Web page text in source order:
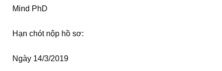
Mind PhD
Hạn chót nộp hồ sơ:
Ngày 14/3/2019